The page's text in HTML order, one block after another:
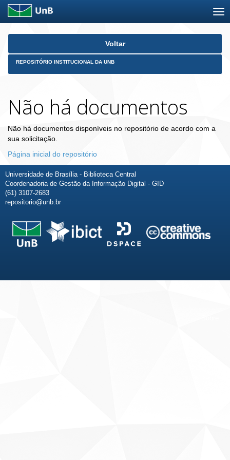
Skip
Voltar
REPOSITÓRIO INSTITUCIONAL DA UNB
Não há documentos
Não há documentos disponíveis no repositório de acordo com a
sua solicitação.
Página inicial do repositório
Universidade de Brasília - Biblioteca Central
Coordenadoria de Gestão da Informação Digital - GID
(61) 3107-2683
repositorio@unb.br